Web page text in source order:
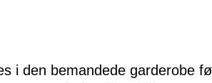
i den bemandede garderobe